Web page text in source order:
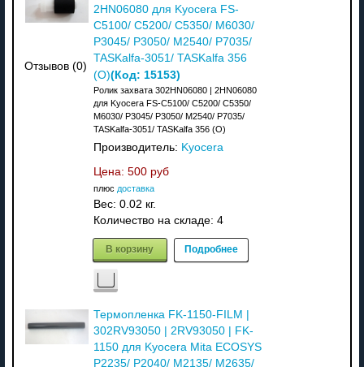
Отзывов (0)
2HN06080 для Kyocera FS-
C5100/ C5200/ C5350/ M6030/
P3045/ P3050/ M2540/ P7035/
TASKalfa-3051/ TASKalfa 356
(О)(Код: 15153)
Ролик захвата 302HN06080 | 2HN06080
для Kyocera FS-C5100/ C5200/ C5350/
M6030/ P3045/ P3050/ M2540/ P7035/
TASKalfa-3051/ TASKalfa 356 (О)
Производитель: Kyocera
Цена: 500 руб
плюс доставка
Вес: 0.02 кг.
Количество на складе: 4
В корзину Подробнее
Термопленка FK-1150-FILM |
302RV93050 | 2RV93050 | FK-
1150 для Kyocera Mita ECOSYS
P2235/ P2040/ M2135/ M2635/